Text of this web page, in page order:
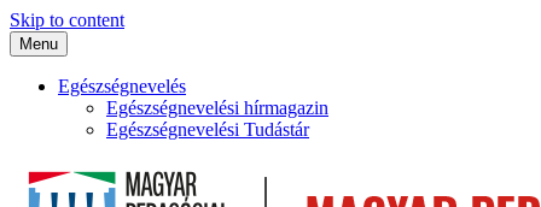
Skip to content
Menu
Egészségnevelés
Egészségnevelési hírmagazin
Egészségnevelési Tudástár